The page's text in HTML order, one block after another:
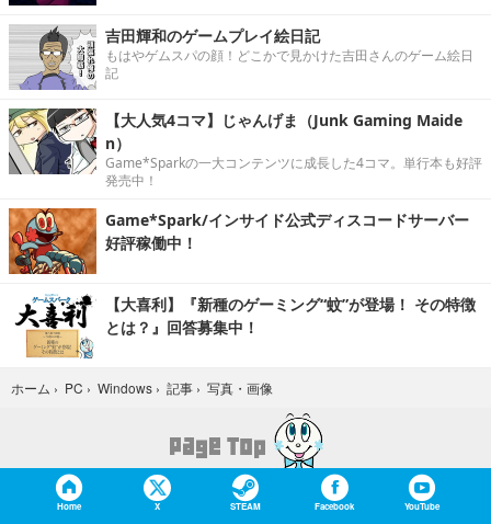
吉田輝和のゲームプレイ絵日記
もはやゲムスパの顔！どこかで見かけた吉田さんのゲーム絵日
記
【大人気4コマ】じゃんげま（Junk Gaming Maide
n）
Game*Sparkの一大コンテンツに成長した4コマ。単行本も好評
発売中！
Game*Spark/インサイド公式ディスコードサーバー
好評稼働中！
【大喜利】『新種のゲーミング“蚊”が登場！ その特徴
とは？』回答募集中！
ホーム › PC › Windows › 記事 › 写真・画像
Home X STEAM Facebook YouTube